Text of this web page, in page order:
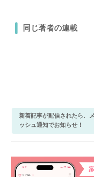
ア、調理
同じ著者の連載
新着記事が配信されたら、
ッシュ通知でお知らせ！